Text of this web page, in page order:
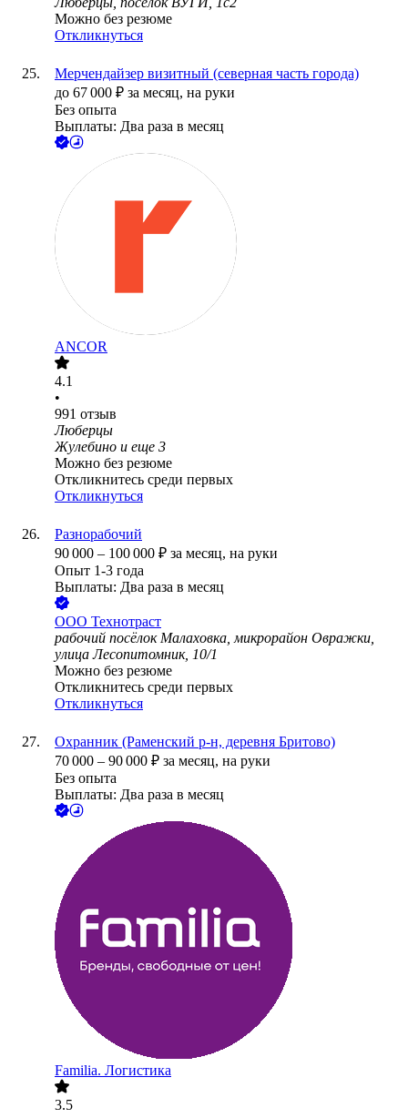
Можно без резюме
Откликнуться
Мерчендайзер визитный (северная часть города)
до 67 000 ₽ за месяц, на руки
Без опыта
Выплаты: Два раза в месяц
ANCOR
4.1
•
991 отзыв
Люберцы
Жулебино и еще 3
Можно без резюме
Откликнитесь среди первых
Откликнуться
Разнорабочий
90 000 – 100 000 ₽ за месяц, на руки
Опыт 1-3 года
Выплаты: Два раза в месяц
ООО Технотраст
рабочий посёлок Малаховка, микрорайон Овражки,
улица Лесопитомник, 10/1
Можно без резюме
Откликнитесь среди первых
Откликнуться
Охранник (Раменский р-н, деревня Бритово)
70 000 – 90 000 ₽ за месяц, на руки
Без опыта
Выплаты: Два раза в месяц
Familia. Логистика
3.5